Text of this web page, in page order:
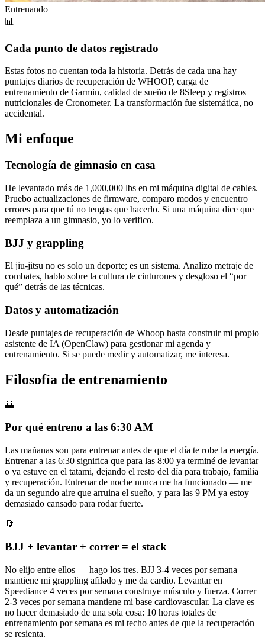
Entrenando
📊
Cada punto de datos registrado
Estas fotos no cuentan toda la historia. Detrás de cada una hay
puntajes diarios de recuperación de WHOOP, carga de
entrenamiento de Garmin, calidad de sueño de 8Sleep y registros
nutricionales de Cronometer. La transformación fue sistemática, no
accidental.
Mi enfoque
Tecnología de gimnasio en casa
He levantado más de 1,000,000 lbs en mi máquina digital de cables.
Pruebo actualizaciones de firmware, comparo modos y encuentro
errores para que tú no tengas que hacerlo. Si una máquina dice que
reemplaza a un gimnasio, yo lo verifico.
BJJ y grappling
El jiu-jitsu no es solo un deporte; es un sistema. Analizo metraje de
combates, hablo sobre la cultura de cinturones y desgloso el “por
qué” detrás de las técnicas.
Datos y automatización
Desde puntajes de recuperación de Whoop hasta construir mi propio
asistente de IA (OpenClaw) para gestionar mi agenda y
entrenamiento. Si se puede medir y automatizar, me interesa.
Filosofía de entrenamiento
🌅
Por qué entreno a las 6:30 AM
Las mañanas son para entrenar antes de que el día te robe la energía.
Entrenar a las 6:30 significa que para las 8:00 ya terminé de levantar
o ya estuve en el tatami, dejando el resto del día para trabajo, familia
y recuperación. Entrenar de noche nunca me ha funcionado — me
da un segundo aire que arruina el sueño, y para las 9 PM ya estoy
demasiado cansado para rodar fuerte.
🔄
BJJ + levantar + correr = el stack
No elijo entre ellos — hago los tres. BJJ 3-4 veces por semana
mantiene mi grappling afilado y me da cardio. Levantar en
Speediance 4 veces por semana construye músculo y fuerza. Correr
2-3 veces por semana mantiene mi base cardiovascular. La clave es
no hacer demasiado de una sola cosa: 10 horas totales de
entrenamiento por semana es mi techo antes de que la recuperación
se resienta.